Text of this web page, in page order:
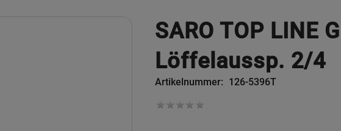
SARO TOP LINE
Löffelaussp. 2/4
Artikelnummer 126-5396T